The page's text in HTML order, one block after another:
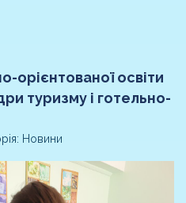
орієнтованої освіти
туризму і готельно-
Новини